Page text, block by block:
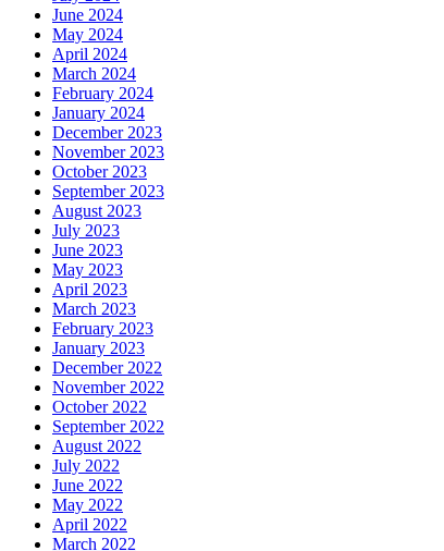
June 2024
May 2024
April 2024
March 2024
February 2024
January 2024
December 2023
November 2023
October 2023
September 2023
August 2023
July 2023
June 2023
May 2023
April 2023
March 2023
February 2023
January 2023
December 2022
November 2022
October 2022
September 2022
August 2022
July 2022
June 2022
May 2022
April 2022
March 2022